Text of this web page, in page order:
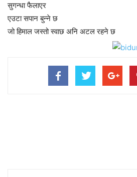
सुगन्धा फैलाएर
एउटा सपान बुन्ने छ
जो हिमाल जस्तो स्वाछ अनि अटल रहने छ